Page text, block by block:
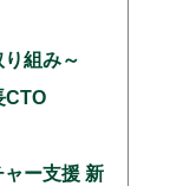
組み～
ー支援 新